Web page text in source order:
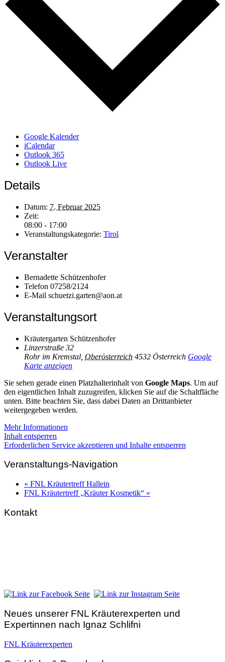
Google Kalender
iCalendar
Outlook 365
Outlook Live
Details
Datum: 7. Februar 2025
Zeit:
08:00 - 17:00
Veranstaltungskategorie: Tirol
Veranstalter
Bernadette Schützenhofer
Telefon 07258/2124
E-Mail schuetzi.garten@aon.at
Veranstaltungsort
Kräutergarten Schützenhofer
Linzerstraße 32
Rohr im Kremstal Oberösterreich 4532 Österreich Google
Karte anzeigen
Sie sehen gerade einen Platzhalterinhalt von Google Maps. Um auf
den eigentlichen Inhalt zuzugreifen, klicken Sie auf die Schaltfläche
unten. Bitte beachten Sie, dass dabei Daten an Drittanbieter
weitergegeben werden.
Mehr Informationen
Inhalt entsperren
Erforderlichen Service akzeptieren und Inhalte entsperren
Veranstaltungs-Navigation
« FNL Kräutertreff Hallein
FNL Kräutertreff „Kräuter Kosmetik“ »
Kontakt
Neues unserer FNL Kräuterexperten und
Expertinnen nach Ignaz Schlifni
FNL Kräuterexperten